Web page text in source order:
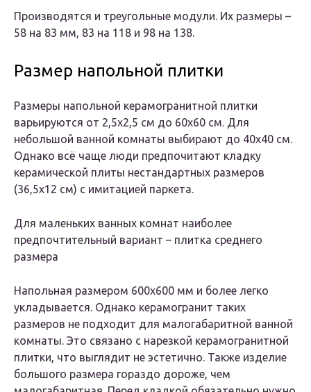
Производятся и треугольные модули. Их размеры –
58 на 83 мм, 83 на 118 и 98 на 138.
Размер напольной плитки
Размеры напольной керамогранитной плитки
варьируются от 2,5х2,5 см до 60х60 см. Для
небольшой ванной комнаты выбирают до 40х40 см.
Однако всё чаще люди предпочитают кладку
керамической плиты нестандартных размеров
(36,5х12 см) с имитацией паркета.
Для маленьких ванных комнат наиболее
предпочтительный вариант – плитка среднего
размера
Напольная размером 600х600 мм и более легко
укладывается. Однако керамогранит таких
размеров не подходит для малогабаритной ванной
комнаты. Это связано с нарезкой керамогранитной
плитки, что выглядит не эстетично. Также изделие
большого размера гораздо дороже, чем